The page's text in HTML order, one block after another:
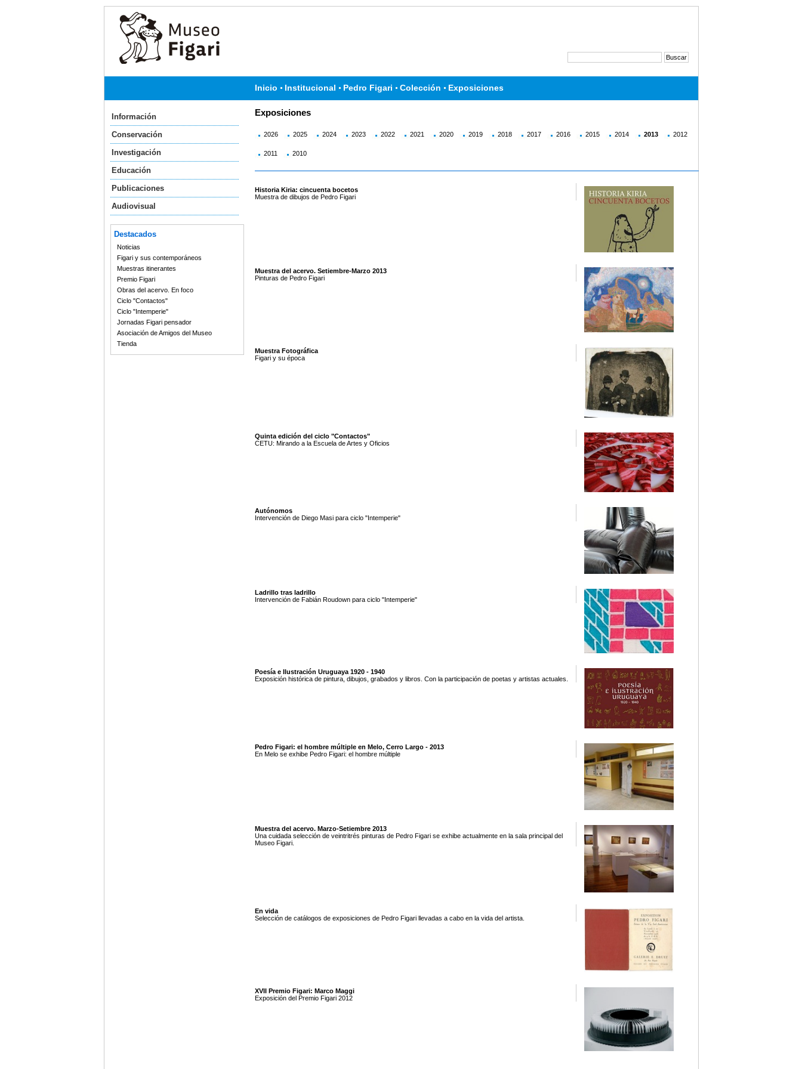
Inicio Institucional Pedro Figari Colección Exposiciones
Información
Conservación
Investigación
Educación
Publicaciones
Audiovisual
Destacados
Noticias
Figari y sus contemporáneos
Muestras itinerantes
Premio Figari
Obras del acervo. En foco
Ciclo "Contactos"
Ciclo "Intemperie"
Jornadas Figari pensador
Asociación de Amigos del Museo
Tienda
Exposiciones
2026 2025 2024 2023 2022 2021 2020 2019 2018 2017 2016 2015 2014 2013 2012
2011 2010
Historia Kiria: cincuenta bocetos
Muestra de dibujos de Pedro Figari
Muestra del acervo. Setiembre-Marzo 2013
Pinturas de Pedro Figari
Muestra Fotográfica
Figari y su época
Quinta edición del ciclo "Contactos"
CETU: Mirando a la Escuela de Artes y Oficios
Autónomos
Intervención de Diego Masi para ciclo "Intemperie"
Ladrillo tras ladrillo
Intervención de Fabián Roudown para ciclo "Intemperie"
Poesía e Ilustración Uruguaya 1920 - 1940
Exposición histórica de pintura, dibujos, grabados y libros. Con la participación de poetas y artistas actuales.
Pedro Figari: el hombre múltiple en Melo, Cerro Largo - 2013
En Melo se exhibe Pedro Figari: el hombre múltiple
Muestra del acervo. Marzo-Setiembre 2013
Una cuidada selección de veintritrés pinturas de Pedro Figari se exhibe actualmente en la sala principal del
Museo Figari.
En vida
Selección de catálogos de exposiciones de Pedro Figari llevadas a cabo en la vida del artista.
XVII Premio Figari: Marco Maggi
Exposición del Premio Figari 2012